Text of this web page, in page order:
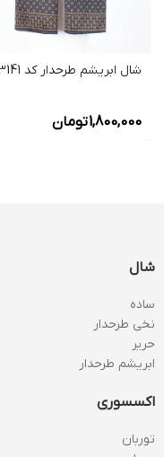
شال ابریشم طرحدار کد 033141
1,800,000تومان
شال
ساده
نخی طرحدار
حریر
ابریشم طرحدار
اکسسوری
توربان